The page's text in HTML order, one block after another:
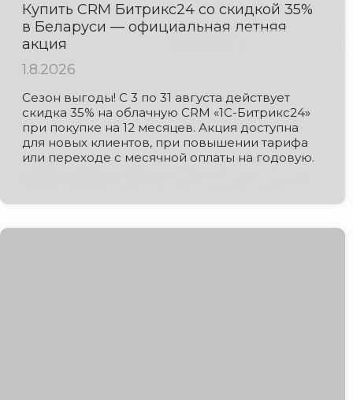
Купить CRM Битрикс24 со скидкой 35%
в Беларуси — официальная летняя
акция
1.8.2026
Сезон выгоды! С 3 по 31 августа действует
скидка 35% на облачную CRM «1С-Битрикс24»
при покупке на 12 месяцев. Акция доступна
для новых клиентов, при повышении тарифа
или переходе с месячной оплаты на годовую.